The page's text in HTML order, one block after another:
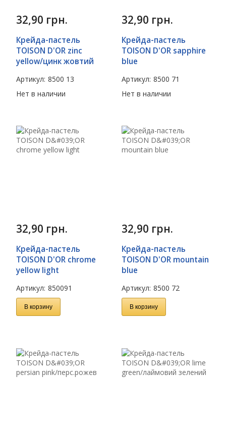
32,90 грн.
Крейда-пастель
TOISON D'OR zinc
yellow/цинк жовтий
Артикул: 8500 13
Нет в наличии
32,90 грн.
Крейда-пастель
TOISON D'OR sapphire
blue
Артикул: 8500 71
Нет в наличии
32,90 грн.
Крейда-пастель
TOISON D'OR chrome
yellow light
Артикул: 850091
В корзину
32,90 грн.
Крейда-пастель
TOISON D'OR mountain
blue
Артикул: 8500 72
В корзину